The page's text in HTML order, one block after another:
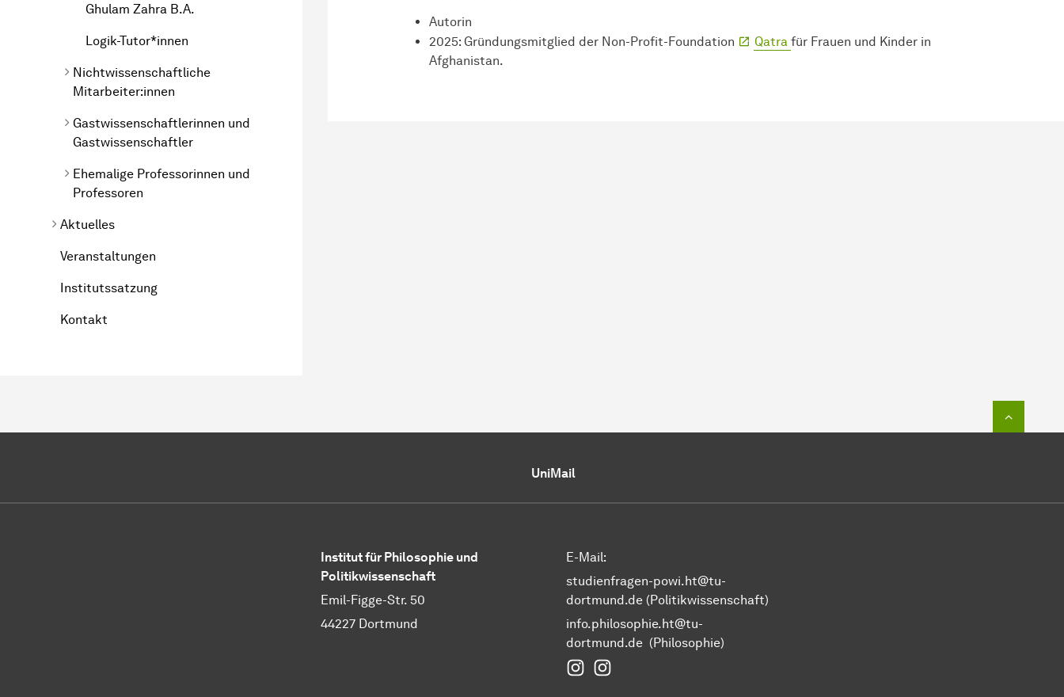
Ghulam Zahra B.A.
Logik-Tutor*innen
Nichtwissenschaftliche
Mitarbeiter:innen
Gastwissenschaftlerinnen und
Gastwissenschaftler
Ehemalige Professorinnen und
Professoren
Aktuelles
Veranstaltungen
Institutssatzung
Kontakt
Autorin
2025: Gründungsmitglied der Non-Profit-Foundation
Qatra für Frauen und Kinder in
Afghanistan.
UniMail
Institut für Philosophie und
Politikwissenschaft
Emil-Figge-Str. 50
44227 Dortmund
E-Mail:
studienfragen-powi.ht@tu-
dortmund.de(Politikwissenschaft)
info.philosophie.ht@tu-
dortmund.de(Philosophie)
Instagram Fakultät Humanwissenschaften und Theologie
Instagram Politikwissenschaft